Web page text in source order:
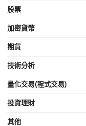
股票
加密貨幣
期貨
技術分析
量化交易(程式交易)
投資理財
其他